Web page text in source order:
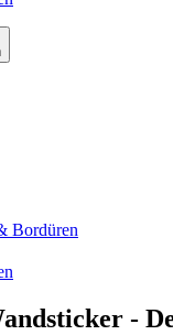
Bordüren
-